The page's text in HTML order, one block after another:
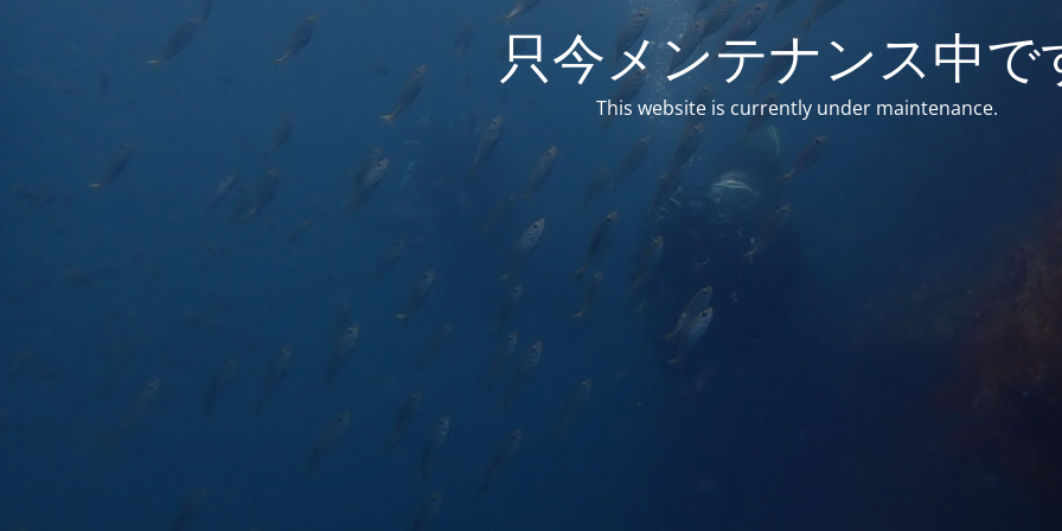
只今メンテナンス中で
This website is currently under maintenance.